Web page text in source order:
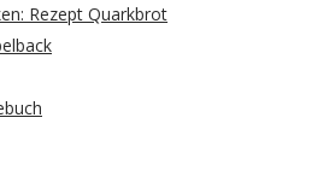
Rezept Quarkbrot